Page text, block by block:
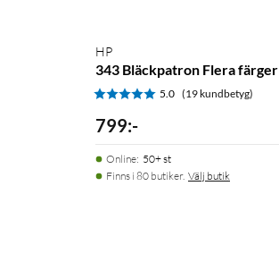
HP
343 Bläckpatron Flera färger
5.0 (19 kundbetyg)
799:-
Online: 50+ st
Finns i 80 butiker. Välj butik